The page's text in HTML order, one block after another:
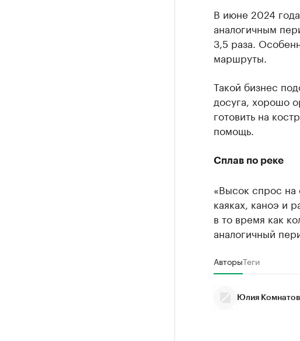
В июне 2024
аналогичным
3,5 раза.
маршруты.
Такой бизнес
досуга, хорошо
готовить на
помощь.
Сплав по реке
«Высок спрос на
каяках, каноэ и
в то время как
аналогичный
АвторыТеги
Юлия